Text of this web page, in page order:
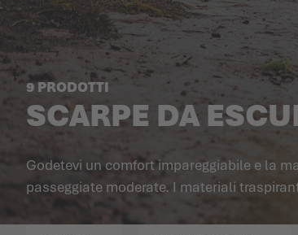
SCARPE DA
9 PRODOTTI
Godetevi un comfort impareggiabile e la
passeggiate moderate. I materiali